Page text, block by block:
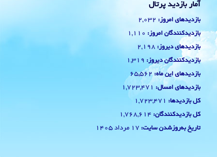
آمار بازدید پرتال
بازدیدهای امروز: 2,032
بازدیدکنندگان امروز: 1,110
بازدیدهای دیروز: 2,198
بازدیدکنندگان دیروز: 1,319
بازدیدهای این ماه: 65,562
بازدیدهای امسال: 1,723,471
کل بازدیدها: 1,723,471
کل بازدیدکنند‌گان: 1,768,614
تاریخ به‌روزشدن سایت: 17 مرداد 1405